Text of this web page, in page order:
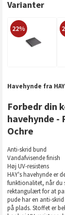
Varianter
22%
Havehynde fra HAY
Forbedr din
havehynde -
Ochre
Anti-skrid bund
Vandafvisende finish
Høj UV-resistens
HAY's havehynde er
funktionalitet, når du
rektangulært for at
pude har en anti-
på plads. Stoffet er